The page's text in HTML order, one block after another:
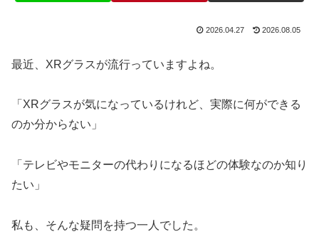
2026.04.27 2026.08.05
最近、XRグラスが流行っていますよね。
「XRグラスが気になっているけれど、実際に何ができる
のか分からない」
「テレビやモニターの代わりになるほどの体験なのか知り
たい」
私も、そんな疑問を持つ一人でした。